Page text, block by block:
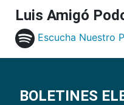
Luis Amigó
Escucha Nuestro
BOLETINES